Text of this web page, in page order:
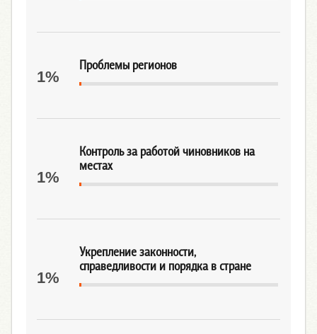
Проблемы регионов
1%
Контроль за работой чиновников на
местах
1%
Укрепление законности,
справедливости и порядка в стране
1%